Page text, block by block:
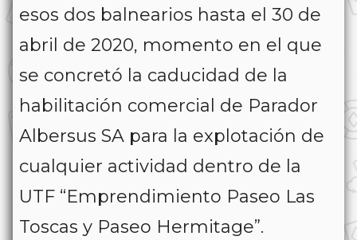
esos dos balnearios hasta el 30 de
abril de 2020, momento en el que
se concretó la caducidad de la
habilitación comercial de Parador
Albersus SA para la explotación de
cualquier actividad dentro de la
UTF “Emprendimiento Paseo Las
Toscas y Paseo Hermitage”.